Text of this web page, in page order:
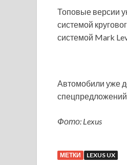
Топовые версии
системой
системой Mark
Автомобили уже
Фото: Lexus
МЕТКИ LEXUS UX